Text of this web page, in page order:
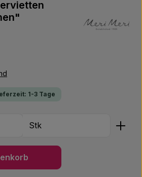
1-3 Tage
den gewünschten Wert ein
Stk